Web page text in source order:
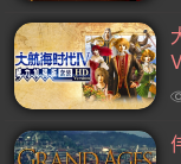
黑暗(98)
复古(95)
卡通(93)
动作类
卡牌(86)
类银河
心理恐怖(77)
后